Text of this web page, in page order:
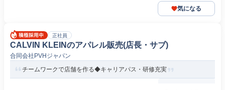
気になる
正社員
CALVIN KLEINのアパレル販売(店長・サブ)
合同会社PVHジャパン
チームワークで店舗を作る◆キャリアパス・研修充実